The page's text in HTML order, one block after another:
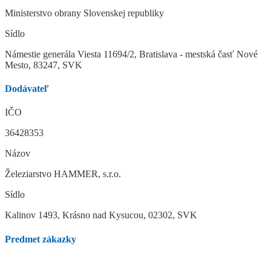
Ministerstvo obrany Slovenskej republiky
Sídlo
Námestie generála Viesta 11694/2, Bratislava - mestská časť Nové
Mesto, 83247, SVK
Dodávateľ
IČO
36428353
Názov
Železiarstvo HAMMER, s.r.o.
Sídlo
Kalinov 1493, Krásno nad Kysucou, 02302, SVK
Predmet zákazky